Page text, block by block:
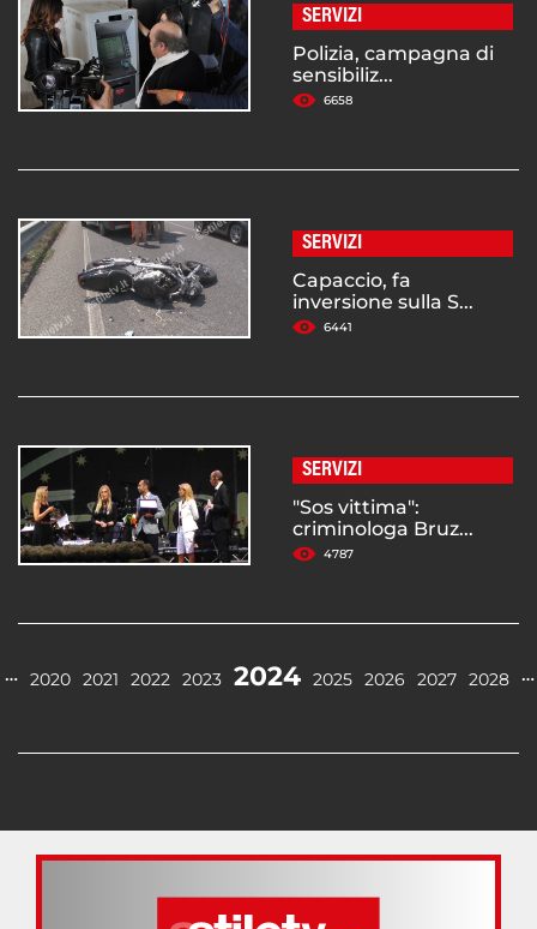
SERVIZI
Polizia, campagna di
sensibiliz...
6658
SERVIZI
Capaccio, fa
inversione sulla S...
6441
SERVIZI
"Sos vittima":
criminologa Bruz...
4787
… 2020 2021 2022 2023 2024 2025 2026 2027 2028 …